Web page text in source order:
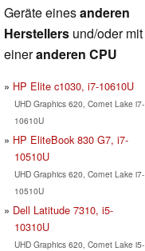
Geräte einesanderen
Herstellers und/oder mit
eineranderen CPU
HP Elite c1030, i7-10610U
UHD Graphics 620, Comet Lake i7-
10610U
HP EliteBook 830 G7, i7-
10510U
UHD Graphics 620, Comet Lake i7-
10510U
Dell Latitude 7310, i5-
10310U
UHD Graphics 620, Comet Lake i5-